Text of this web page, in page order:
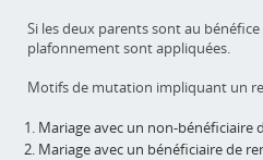
Si les deux parents sont au bénéfice
plafonnement sont appliquées.
Motifs de mutation impliquant un
Mariage avec un non-bénéficiaire
Mariage avec un bénéficiaire de